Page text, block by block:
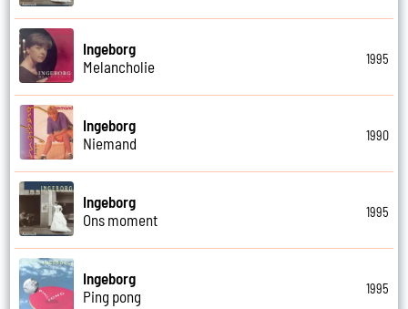
Ingeborg
Melancholie
1995
Ingeborg
Niemand
1990
Ingeborg
Ons moment
1995
Ingeborg
Ping pong
1995